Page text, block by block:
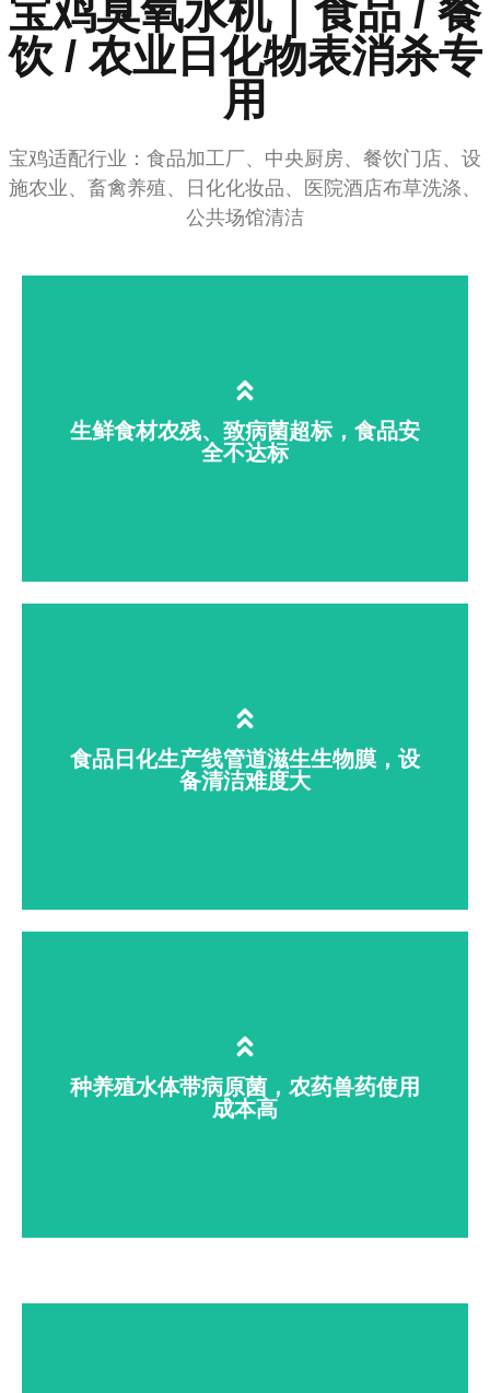
学校酒店游泳馆空气水体消毒，消除
霉味烟味，规避交叉感染
宝鸡臭氧水机｜食品 / 餐
饮 / 农业日化物表消杀专
用
宝鸡适配行业：食品加工厂、中央厨房、餐饮门店、设
施农业、畜禽养殖、日化化妆品、医院酒店布草洗涤、
公共场馆清洁
生鲜食材农残、致病菌超标，食品安
全不达标
门氏菌等致病菌；传统清水、化学药剂清
洗不彻底，易引发抽检不合格、食品安全
风险。臭氧水可喷淋 / 浸泡降解农残、全
面消杀有害菌，无化学残留，保障食材绿
食品日化生产线管道滋生生物膜，设
备清洁难度大
菌；常规清洗消杀存在死角，污染成品，
被迫大量添加防腐剂。臭氧水适配 CIP 原
位清洗，清除管道生物膜，降低产品防腐
种养殖水体带病原菌，农药兽药使用
成本高